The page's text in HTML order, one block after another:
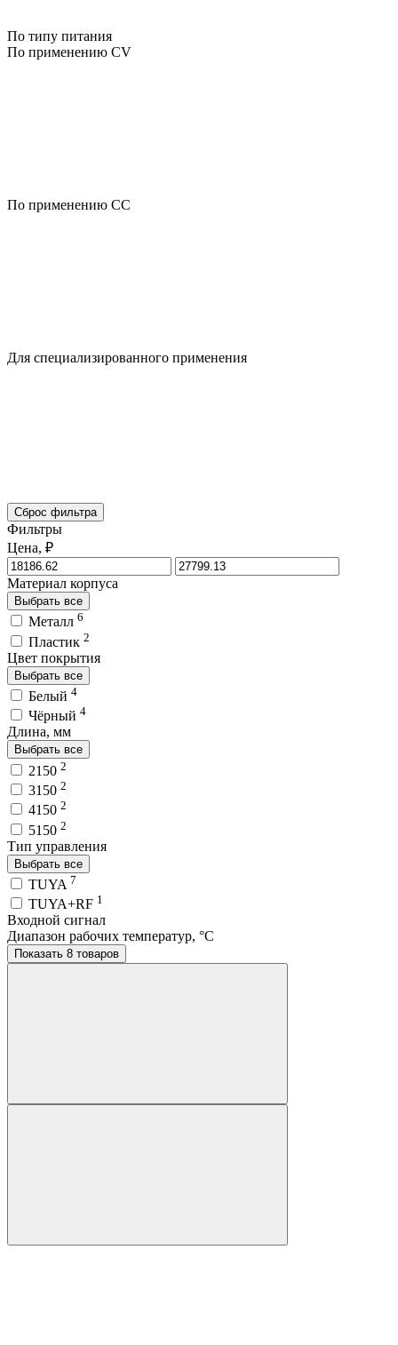
По типу питания
По применению CV
По применению CC
Для специализированного применения
Сброс фильтра
Фильтры
Цена, ₽
Материал корпуса
Выбрать все
Металл 6
Пластик 2
Цвет покрытия
Выбрать все
Белый 4
Чёрный 4
Длина, мм
Выбрать все
2150 2
3150 2
4150 2
5150 2
Тип управления
Выбрать все
TUYA 7
TUYA+RF 1
Входной сигнал
Диапазон рабочих температур, °C
Показать 8 товаров